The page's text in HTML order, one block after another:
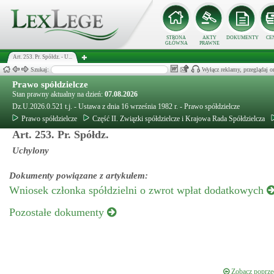
STRONA
GŁÓWNA
AKTY
PRAWNE
DOKUMENTY
Art. 253. Pr. Spółdz. - U...
Szukaj: Wyłącz reklamy, przeglądaj
Prawo spółdzielcze
Stan prawny aktualny na dzień: 07.08.2026
Dz.U.2026.0.521 t.j. - Ustawa z dnia 16 września 1982 r. - Prawo spółdzielcze
Prawo spółdzielcze
Część II. Związki spółdzielcze i Krajowa Rada Spółdzielcza
Art. 253. Pr. Spółdz.
Uchylony
Dokumenty powiązane z artykułem:
Wniosek członka spółdzielni o zwrot wpłat dodatkowych
Pozostałe dokumenty
Zobacz